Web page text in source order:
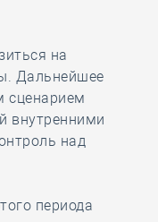
на
Дальнейшее
сценарием
внутренними
над
периода